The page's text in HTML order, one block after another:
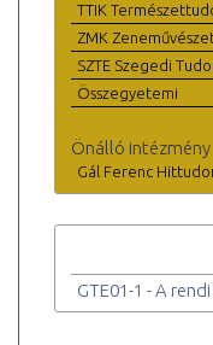
TTIK
ZMK
SZTE Szegedi
Összegyetemi
Önálló intézmény
Gál Ferenc
GTE01-1 - A